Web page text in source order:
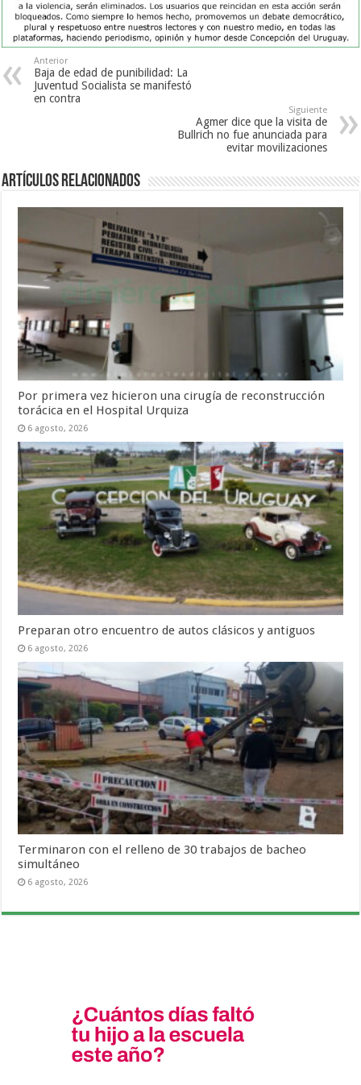
Anterior
Baja de edad de punibilidad: La
Juventud Socialista se manifestó
en contra
Siguiente
Agmer dice que la visita de
Bullrich no fue anunciada para
evitar movilizaciones
Artículos Relacionados
Por primera vez hicieron una cirugía de reconstrucción
torácica en el Hospital Urquiza
6 agosto, 2026
Preparan otro encuentro de autos clásicos y antiguos
6 agosto, 2026
Terminaron con el relleno de 30 trabajos de bacheo
simultáneo
6 agosto, 2026